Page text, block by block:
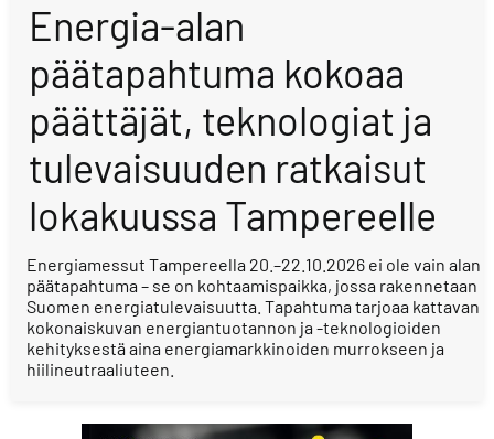
Energia-alan
päätapahtuma kokoaa
päättäjät, teknologiat ja
tulevaisuuden ratkaisut
lokakuussa Tampereelle
Energiamessut Tampereella 20.–22.10.2026 ei ole vain alan
päätapahtuma – se on kohtaamispaikka, jossa rakennetaan
Suomen energiatulevaisuutta. Tapahtuma tarjoaa kattavan
kokonaiskuvan energiantuotannon ja -teknologioiden
kehityksestä aina energiamarkkinoiden murrokseen ja
hiilineutraaliuteen.